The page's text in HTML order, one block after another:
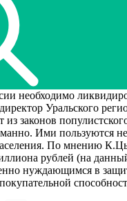
Уральского
из законов
Ими пользуются
По мнению
рублей (на
нуждающимся в